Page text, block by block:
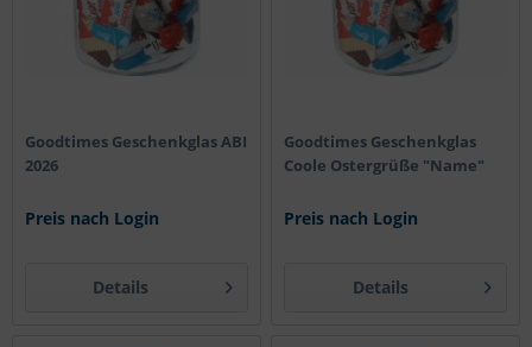
Goodtimes Geschenkglas ABI
2026
Preis nach Login
Details
Goodtimes Geschenkglas
Coole Ostergrüße "Name"
Preis nach Login
Details